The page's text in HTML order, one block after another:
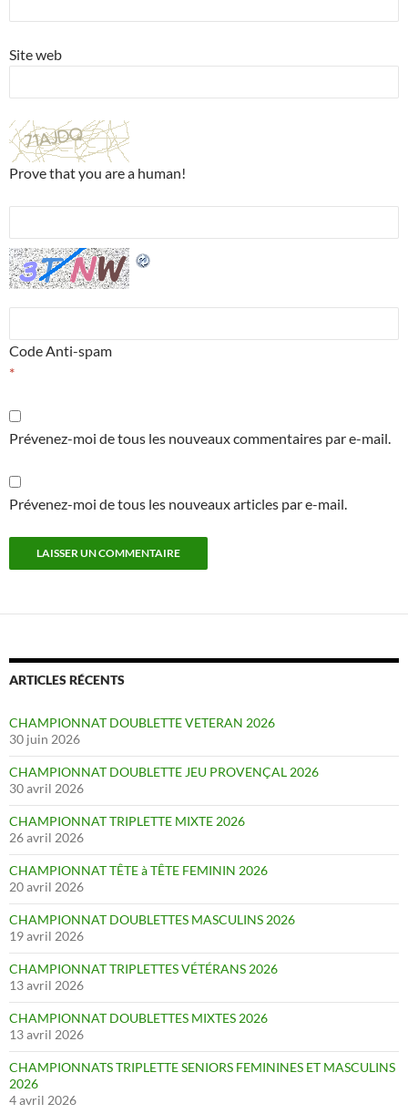
Site web
Prove that you are a human!
Code Anti-spam
*
Prévenez-moi de tous les nouveaux commentaires par e-mail.
Prévenez-moi de tous les nouveaux articles par e-mail.
ARTICLES RÉCENTS
CHAMPIONNAT DOUBLETTE VETERAN 2026
30 juin 2026
CHAMPIONNAT DOUBLETTE JEU PROVENÇAL 2026
30 avril 2026
CHAMPIONNAT TRIPLETTE MIXTE 2026
26 avril 2026
CHAMPIONNAT TÊTE à TÊTE FEMININ 2026
20 avril 2026
CHAMPIONNAT DOUBLETTES MASCULINS 2026
19 avril 2026
CHAMPIONNAT TRIPLETTES VÉTÉRANS 2026
13 avril 2026
CHAMPIONNAT DOUBLETTES MIXTES 2026
13 avril 2026
CHAMPIONNATS TRIPLETTE SENIORS FEMININES ET MASCULINS
2026
4 avril 2026